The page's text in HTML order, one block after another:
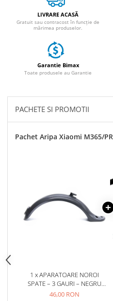
Masina Electrica 25 km/h
Masina Electrica 2 Locuri fara
Scutere Electrice
Cu 2 Roti
Cu 3 Roti fara Permis
Cu 4 Roti
Cu Pedale
Fara Permis
⬇ MARCI
➔ Volta
➔ Z-Tech
➔ Kuba
PIESE DE SCHIMB
LIVRARE ACASĂ
Gratuit sau contracost în funcție de
mărimea produselor.
Garantie Bimax
Toate produsele au Garantie
PACHETE SI PROMOTII
Pachet Aripa Xiaomi M365/
1 x APARATOARE NOROI
SPATE – 3 GAURI – NEGRU
XIAOMI M365/PRO
46,00 RON